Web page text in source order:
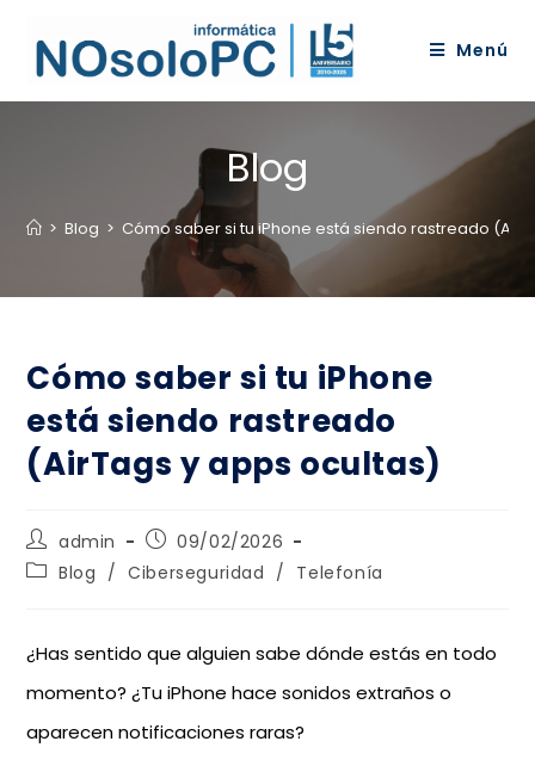
Menú
Blog
> Blog > Cómo saber si tu iPhone está siendo rastreado
Cómo saber si tu iPhone
está siendo rastreado
(AirTags y apps ocultas)
admin
09/02/2026
Blog / Ciberseguridad / Telefonía
¿Has sentido que alguien sabe dónde estás en todo
momento? ¿Tu iPhone hace sonidos extraños o
aparecen notificaciones raras?